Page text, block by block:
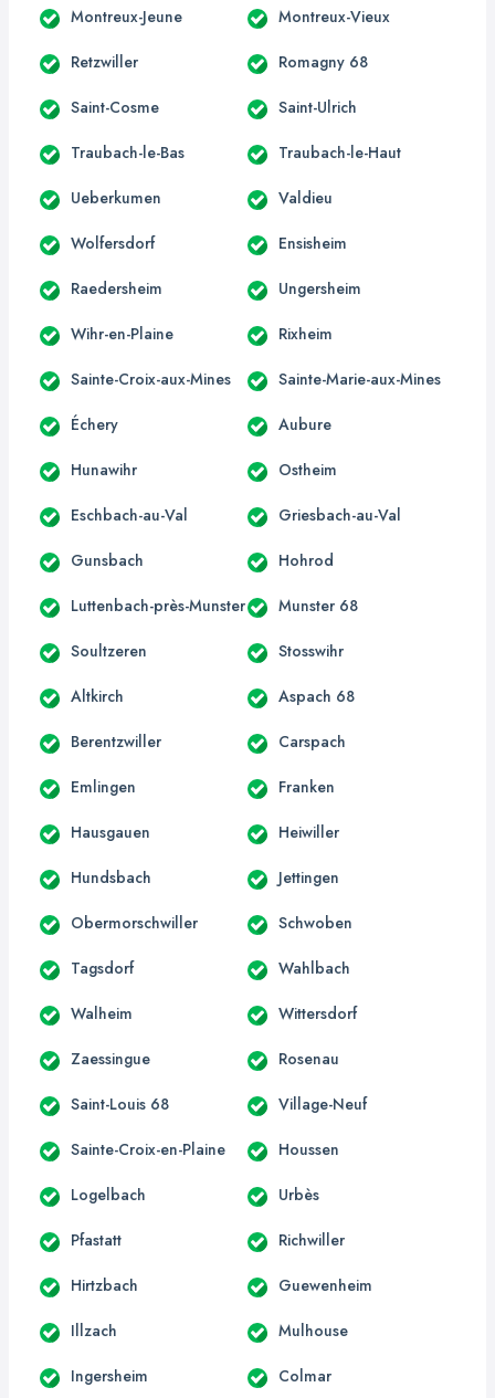
Montreux-Jeune Montreux-Vieux
Retzwiller Romagny 68
Saint-Cosme Saint-Ulrich
Traubach-le-Bas Traubach-le-Haut
Ueberkumen Valdieu
Wolfersdorf Ensisheim
Raedersheim Ungersheim
Wihr-en-Plaine Rixheim
Sainte-Croix-aux-Mines Sainte-Marie-aux-Mines
Échery Aubure
Hunawihr Ostheim
Eschbach-au-Val Griesbach-au-Val
Gunsbach Hohrod
Luttenbach-près-Munster Munster 68
Soultzeren Stosswihr
Altkirch Aspach 68
Berentzwiller Carspach
Emlingen Franken
Hausgauen Heiwiller
Hundsbach Jettingen
Obermorschwiller Schwoben
Tagsdorf Wahlbach
Walheim Wittersdorf
Zaessingue Rosenau
Saint-Louis 68 Village-Neuf
Sainte-Croix-en-Plaine Houssen
Logelbach Urbès
Pfastatt Richwiller
Hirtzbach Guewenheim
Illzach Mulhouse
Ingersheim Colmar